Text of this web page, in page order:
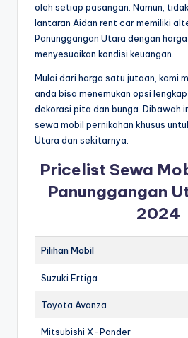
oleh setiap pasangan. Namun,
lantaran Aidan rent car memiliki
Panunggangan Utara dengan
menyesuaikan kondisi keuangan.
Mulai dari harga satu jutaan, kami
anda bisa menemukan opsi
dekorasi pita dan bunga. Dibawah
sewa mobil pernikahan khusus
Utara dan sekitarnya.
Pricelist Sewa
Panunggangan
2024
Pilihan Mobil
Suzuki Ertiga
Toyota Avanza
Mitsubishi X-Pander